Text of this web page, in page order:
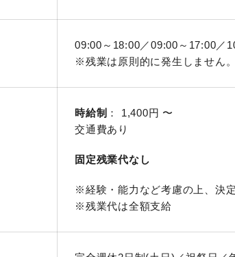
09:00～18:00／09:00～17:00／
※残業は原則的に発生しません。
時給制 ： 1,400円 〜
交通費あり
固定残業代なし
※経験・能力など考慮の上、決
※残業代は全額支給